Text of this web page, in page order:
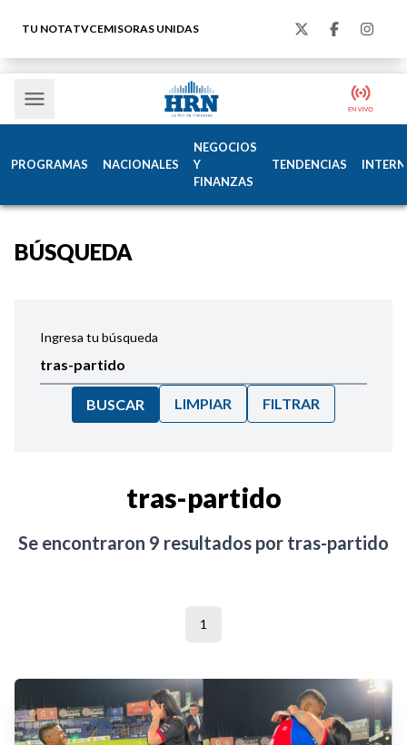
TU NOTATVCEMISORAS UNIDAS
PROGRAMAS NACIONALES
NEGOCIOS
Y
FINANZAS
TENDENCIAS
BÚSQUEDA
Ingresa tu búsqueda
BUSCAR LIMPIAR FILTRAR
tras-partido
Se encontraron 9 resultados por tras-partido
1